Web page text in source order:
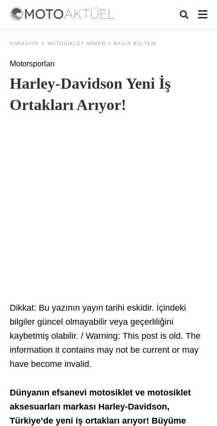
ANASAYFA MOTOSIKLET HABER BASIN BÜLTENI
Motorsporları
Harley-Davidson Yeni İş
Ortakları Arıyor!
Dikkat: Bu yazının yayın tarihi eskidir. İçindeki
bilgiler güncel olmayabilir veya geçerliliğini
kaybetmiş olabilir. / Warning: This post is old. The
information it contains may not be current or may
have become invalid.
Dünyanın efsanevi motosiklet ve motosiklet
aksesuarları markası Harley-Davidson,
Türkiye’de yeni iş ortakları arıyor! Büyüme